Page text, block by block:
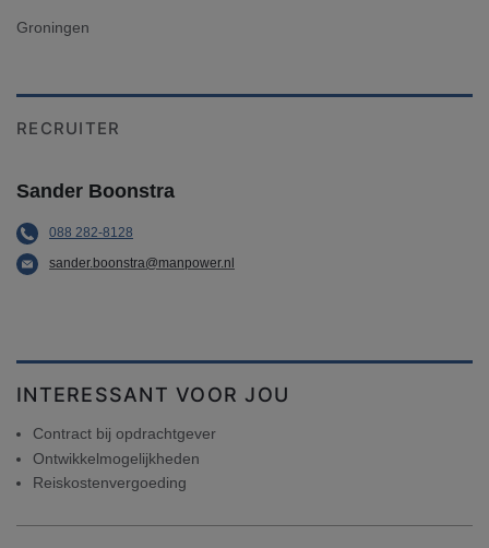
Groningen
RECRUITER
Sander Boonstra
088 282-8128
sander.boonstra@manpower.nl
INTERESSANT VOOR JOU
Contract bij opdrachtgever
Ontwikkelmogelijkheden
Reiskostenvergoeding